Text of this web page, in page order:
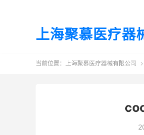
上海聚慕医疗器
当前位置： 上海聚慕医疗器械有限公司 